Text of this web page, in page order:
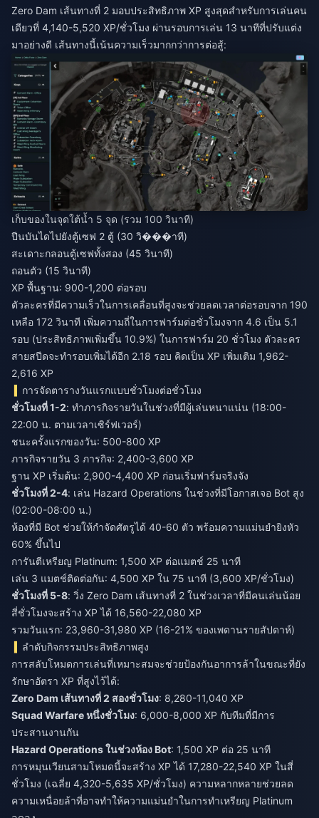
Zero Dam เส้นทางที่ 2 มอบประสิทธิภาพ XP สูงสุดสำหรับการเล่นคน
เดียวที่ 4,140-5,520 XP/ชั่วโมง ผ่านรอบการเล่น 13 นาทีที่ปรับแต่ง
มาอย่างดี เส้นทางนี้เน้นความเร็วมากกว่าการต่อสู้:
เก็บของในจุดใต้น้ำ 5 จุด (รวม 100 วินาที)
ปีนบันไดไปยังตู้เซฟ 2 ตู้ (30 วิ���าที)
สะเดาะกลอนตู้เซฟทั้งสอง (45 วินาที)
ถอนตัว (15 วินาที)
XP พื้นฐาน: 900-1,200 ต่อรอบ
ตัวละครที่มีความเร็วในการเคลื่อนที่สูงจะช่วยลดเวลาต่อรอบจาก 190
เหลือ 172 วินาที เพิ่มความถี่ในการฟาร์มต่อชั่วโมงจาก 4.6 เป็น 5.1
รอบ (ประสิทธิภาพเพิ่มขึ้น 10.9%) ในการฟาร์ม 20 ชั่วโมง ตัวละคร
สายสปีดจะทำรอบเพิ่มได้อีก 2.18 รอบ คิดเป็น XP เพิ่มเติม 1,962-
2,616 XP
การจัดตารางวันแรกแบบชั่วโมงต่อชั่วโมง
ชั่วโมงที่ 1-2: ทำภารกิจรายวันในช่วงที่มีผู้เล่นหนาแน่น (18:00-
22:00 น. ตามเวลาเซิร์ฟเวอร์)
ชนะครั้งแรกของวัน: 500-800 XP
ภารกิจรายวัน 3 ภารกิจ: 2,400-3,600 XP
ฐาน XP เริ่มต้น: 2,900-4,400 XP ก่อนเริ่มฟาร์มจริงจัง
ชั่วโมงที่ 2-4: เล่น Hazard Operations ในช่วงที่มีโอกาสเจอ Bot สูง
(02:00-08:00 น.)
ห้องที่มี Bot ช่วยให้กำจัดศัตรูได้ 40-60 ตัว พร้อมความแม่นยำยิงหัว
60% ขึ้นไป
การันตีเหรียญ Platinum: 1,500 XP ต่อแมตช์ 25 นาที
เล่น 3 แมตช์ติดต่อกัน: 4,500 XP ใน 75 นาที (3,600 XP/ชั่วโมง)
ชั่วโมงที่ 5-8: วิ่ง Zero Dam เส้นทางที่ 2 ในช่วงเวลาที่มีคนเล่นน้อย
สี่ชั่วโมงจะสร้าง XP ได้ 16,560-22,080 XP
รวมวันแรก: 23,960-31,980 XP (16-21% ของเพดานรายสัปดาห์)
ลำดับกิจกรรมประสิทธิภาพสูง
การสลับโหมดการเล่นที่เหมาะสมจะช่วยป้องกันอาการล้าในขณะที่ยัง
รักษาอัตรา XP ที่สูงไว้ได้:
Zero Dam เส้นทางที่ 2 สองชั่วโมง: 8,280-11,040 XP
Squad Warfare หนึ่งชั่วโมง: 6,000-8,000 XP กับทีมที่มีการ
ประสานงานกัน
Hazard Operations ในช่วงห้อง Bot: 1,500 XP ต่อ 25 นาที
การหมุนเวียนสามโหมดนี้จะสร้าง XP ได้ 17,280-22,540 XP ในสี่
ชั่วโมง (เฉลี่ย 4,320-5,635 XP/ชั่วโมง) ความหลากหลายช่วยลด
ความเหนื่อยล้าที่อาจทำให้ความแม่นยำในการทำเหรียญ Platinum